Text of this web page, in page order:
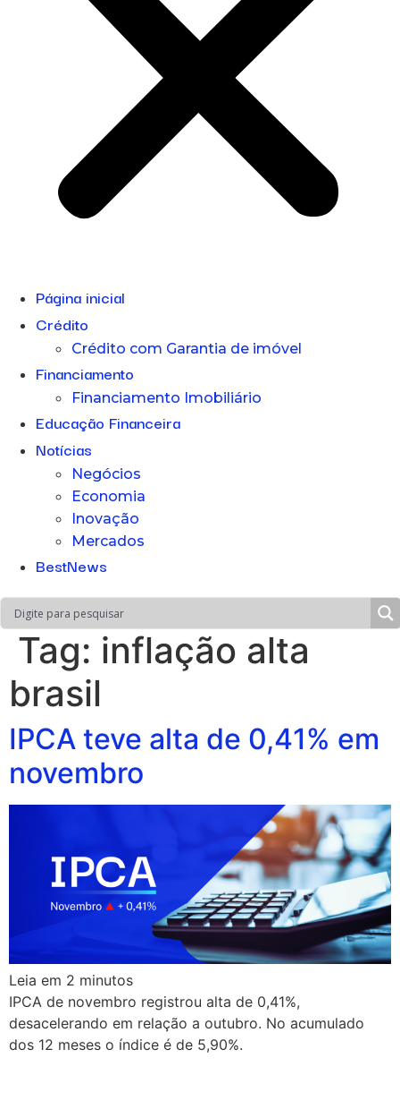
Página inicial
Crédito
Crédito com Garantia de imóvel
Financiamento
Financiamento Imobiliário
Educação Financeira
Notícias
Negócios
Economia
Inovação
Mercados
BestNews
Tag: inflação alta
brasil
IPCA teve alta de 0,41% em
novembro
Leia em 2 minutos
IPCA de novembro registrou alta de 0,41%,
desacelerando em relação a outubro. No acumulado
dos 12 meses o índice é de 5,90%.